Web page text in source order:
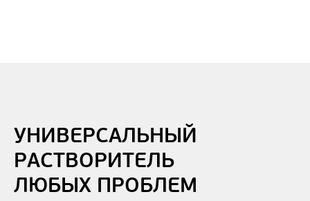
УНИВЕРСАЛЬНЫЙ
РАСТВОРИТЕЛЬ
ЛЮБЫХ ПРОБЛЕМ